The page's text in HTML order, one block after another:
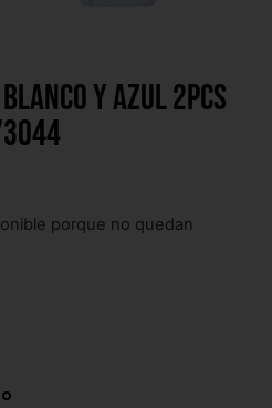
y azul 2pcs
porque no quedan